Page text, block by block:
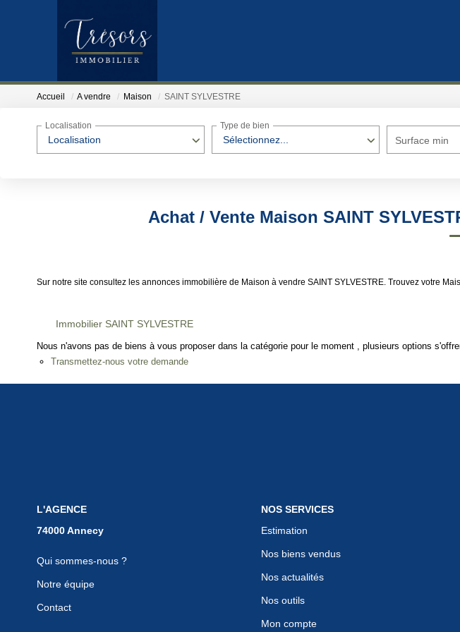
Accueil A vendre Maison SAINT SYLVESTRE
Localisation
Localisation
Sélectionnez...
Type de bien
Surface min
Achat / Vente Maison SAINT
Sur notre site consultez les annonces immobilière de Maison à vendre SAINT SYLVESTRE. Trouvez votre
Immobilier SAINT SYLVESTRE
Nous n'avons pas de biens à vous proposer dans la catégorie pour le moment , plusieurs options
Transmettez-nous votre demande
L'AGENCE
Qui sommes-nous ?
Notre équipe
Contact
NOS SERVICES
Estimation
Nos biens vendus
Nos actualités
Nos outils
Mon compte